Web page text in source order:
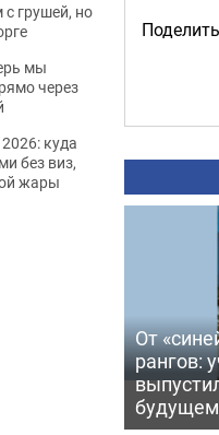
От
рангов:
с грушей, но
мы
через
куда
без виз,
жары